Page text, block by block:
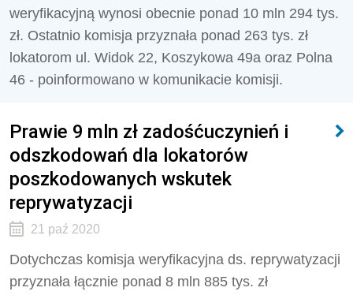
weryfikacyjną wynosi obecnie ponad 10 mln 294 tys.
zł. Ostatnio komisja przyznała ponad 263 tys. zł
lokatorom ul. Widok 22, Koszykowa 49a oraz Polna
46 - poinformowano w komunikacie komisji.
Prawie 9 mln zł zadośćuczynień i
odszkodowań dla lokatorów
poszkodowanych wskutek
reprywatyzacji
21 paź 2020
Dotychczas komisja weryfikacyjna ds. reprywatyzacji
przyznała łącznie ponad 8 mln 885 tys. zł